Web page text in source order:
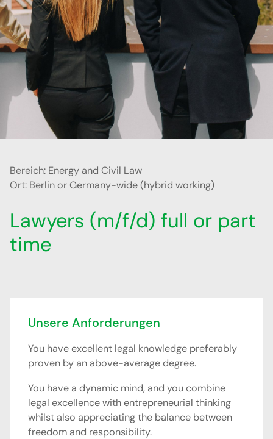
Bereich: Energy and Civil Law
Ort: Berlin or Germany-wide (hybrid working)
Lawyers (m/f/d) full or part
time
Unsere Anforderungen
You have excellent legal knowledge preferably
proven by an above-average degree.
You have a dynamic mind, and you combine
legal excellence with entrepreneurial thinking
whilst also appreciating the balance between
freedom and responsibility.